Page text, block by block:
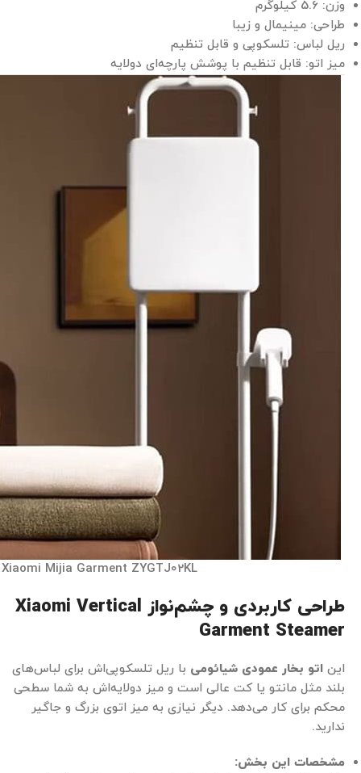
وزن: 5.6 کیلوگرم
طراحی: مینیمال و زیبا
ریل لباس: تلسکوپی و قابل تنظیم
میز اتو: قابل تنظیم با پوشش پارچه‌ای دولایه
Xiaomi Mijia Garment ZYGTJ02KL
طراحی کاربردی و چشم‌نواز Xiaomi Vertical
Garment Steamer
این اتو بخار عمودی شیائومی با ریل تلسکوپی‌اش برای لباس‌های
بلند مثل مانتو یا کت عالی است و میز دولایه‌اش به شما سطحی
محکم برای کار می‌دهد. دیگر نیازی به میز اتوی بزرگ و جاگیر
ندارید.
مشخصات این بخش: